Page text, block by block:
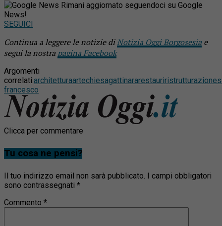
Rimani aggiornato seguendoci su Google
News!
SEGUICI
Continua a leggere le notizie diNotizia Oggi Borgosesia e
segui la nostra pagina Facebook
Argomenti
correlati:architetturaartechiesagattinararestauriristrutturazione
francesco
Clicca per commentare
Tu cosa ne pensi?
Il tuo indirizzo email non sarà pubblicato. I campi obbligatori
sono contrassegnati *
Commento *